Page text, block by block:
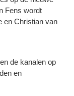
Fens wordt
en Christian van
de kanalen op
en